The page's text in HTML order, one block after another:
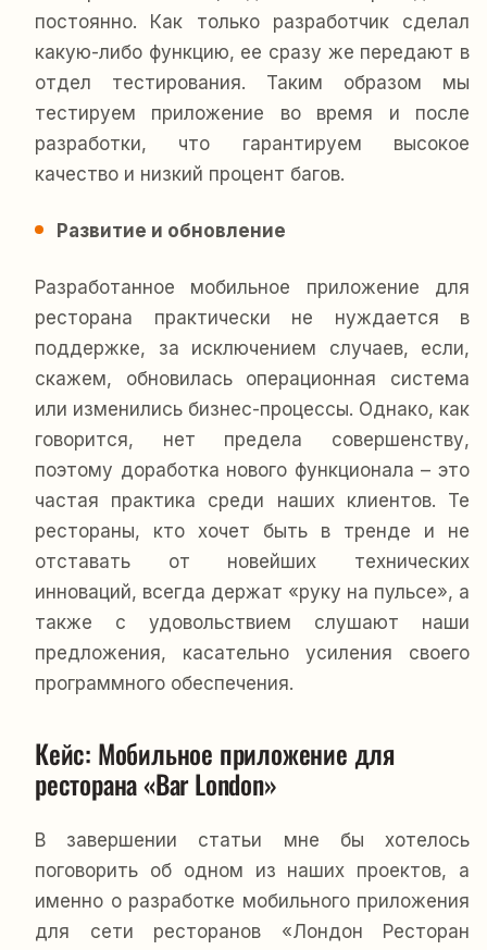
постоянно. Как только разработчик сделал
какую-либо функцию, ее сразу же передают в
отдел тестирования. Таким образом мы
тестируем приложение во время и после
разработки, что гарантируем высокое
качество и низкий процент багов.
Развитие и обновление
Разработанное мобильное приложение для
ресторана практически не нуждается в
поддержке, за исключением случаев, если,
скажем, обновилась операционная система
или изменились бизнес-процессы. Однако, как
говорится, нет предела совершенству,
поэтому доработка нового функционала – это
частая практика среди наших клиентов. Те
рестораны, кто хочет быть в тренде и не
отставать от новейших технических
инноваций, всегда держат «руку на пульсе», а
также с удовольствием слушают наши
предложения, касательно усиления своего
программного обеспечения.
Кейс: Мобильное приложение для
ресторана «Bar London»
В завершении статьи мне бы хотелось
поговорить об одном из наших проектов, а
именно о разработке мобильного приложения
для сети ресторанов «Лондон Ресторан